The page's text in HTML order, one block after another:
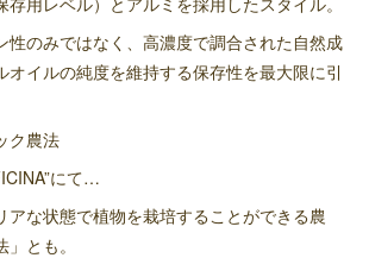
性のみではなく、高濃度で調合された自然成
オイルの純度を維持する保存性を最大限に引
ク農法
にて…
アな状態で植物を栽培することができる農
とも。